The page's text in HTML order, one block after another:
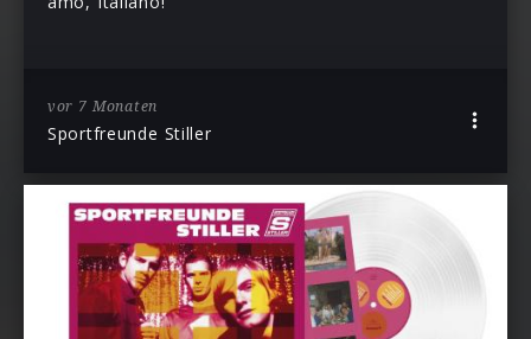
vor 7 Monaten
Sportfreunde Stiller